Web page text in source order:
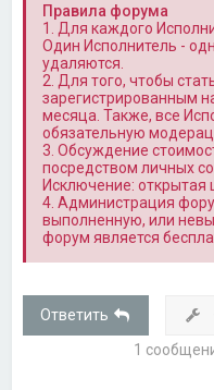
Правила форума
1. Для каждого
Один Исполнитель -
удаляются.
2. Для того, чтобы
зарегистрированным
месяца. Также, все
обязательную
3. Обсуждение
посредством личных
Исключение: открытая
4. Администрация
выполненную, или
форум является
Ответить
1